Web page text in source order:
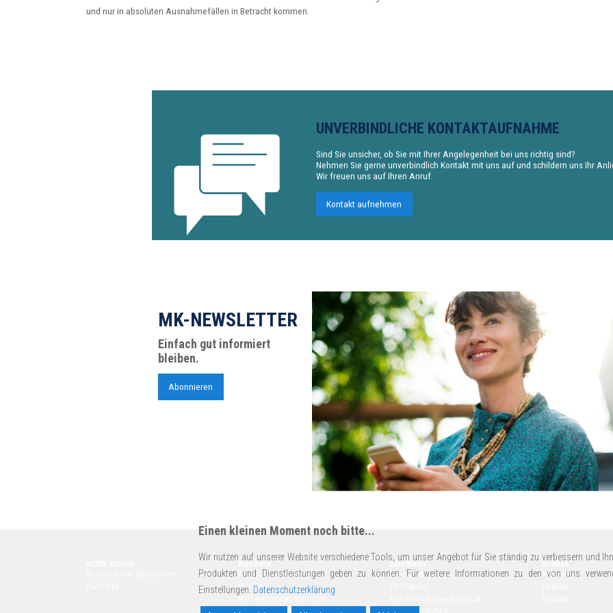
und nur in absoluten Ausnahmefällen in Betracht kommen.
UNVERBINDLICHE KONTAKTAUFNAHME
Sind Sie unsicher, ob Sie mit Ihrer Angelegenheit bei uns richtig sind?
Nehmen Sie gerne unverbindlich Kontakt mit uns auf und schildern uns Ihr
Wir freuen uns auf Ihren Anruf.
Kontakt aufnehmen
MK-NEWSLETTER
Einfach gut informiert
bleiben.
Abonnieren
Kurt-Schumacher-Str. 14
53113 Bonn
Büro Berlin
Schumannstraße 18
Newsletter
Einen kleinen Moment noch bitte...
Wir nutzen auf unserer Website verschiedene Tools, um unser Angebot für Sie ständig zu verbessern und
Produkten und Dienstleistungen geben zu können. Für weitere Informationen zu den von uns
Einstellungen. Datenschutzerklärung